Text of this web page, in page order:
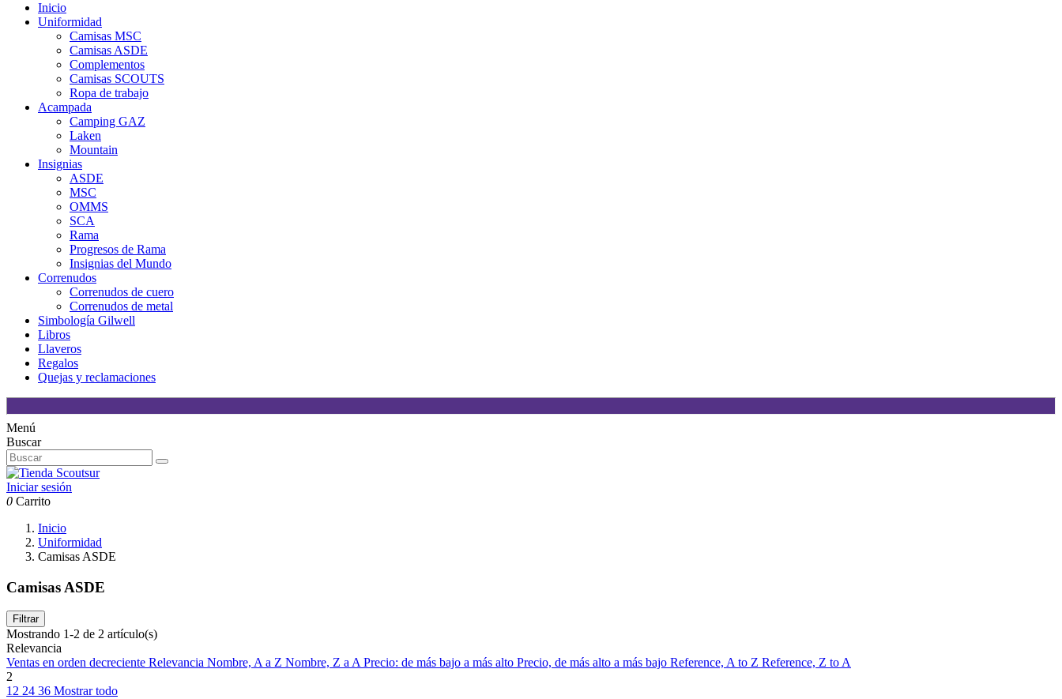
Inicio
Uniformidad
Camisas MSC
Camisas ASDE
Complementos
Camisas SCOUTS
Ropa de trabajo
Acampada
Camping GAZ
Laken
Mountain
Insignias
ASDE
MSC
OMMS
SCA
Rama
Progresos de Rama
Insignias del Mundo
Correnudos
Correnudos de cuero
Correnudos de metal
Simbología Gilwell
Libros
Llaveros
Regalos
Quejas y reclamaciones
Menú
Buscar
Iniciar sesión
0 Carrito
Inicio
Uniformidad
Camisas ASDE
Camisas ASDE
Filtrar
Mostrando 1-2 de 2 artículo(s)
Relevancia
Ventas en orden decreciente Relevancia Nombre, A a Z Nombre, Z a APrecio: de más bajo a más alto Precio, de más alto a más bajo Reference, A to Z Reference, Z to A
2
12 24 36 Mostrar todo